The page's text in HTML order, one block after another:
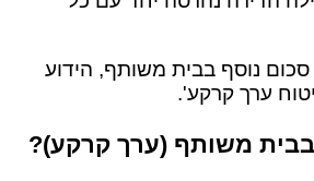
נוסף בבית משותף, הידוע
ערך קרקע'.
משותף (ערך קרקע)?